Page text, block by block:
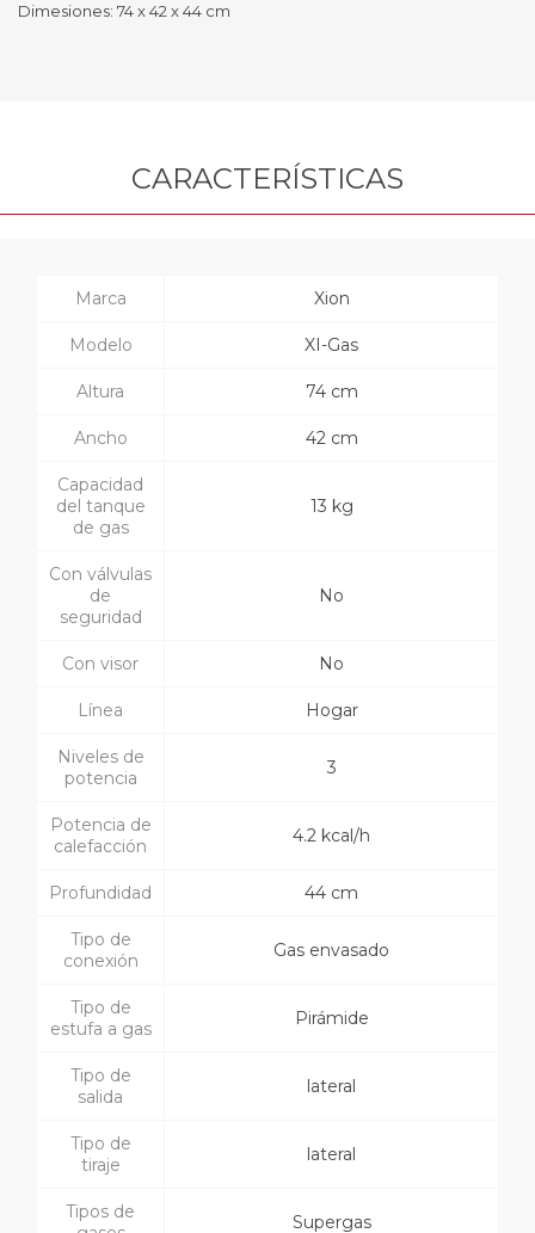
Dimesiones: 74 x 42 x 44 cm
CARACTERÍSTICAS
Marca Xion
Modelo XI-Gas
Altura 74 cm
Ancho 42 cm
Capacidad
del tanque
de gas
13 kg
Con válvulas
de
seguridad
No
Con visor No
Línea Hogar
Niveles de
potencia
3
Potencia de
calefacción
4.2 kcal/h
Profundidad 44 cm
Tipo de
conexión
Gas envasado
Tipo de
estufa a gas
Pirámide
Tipo de
salida
lateral
Tipo de
tiraje
lateral
Tipos de
Supergas